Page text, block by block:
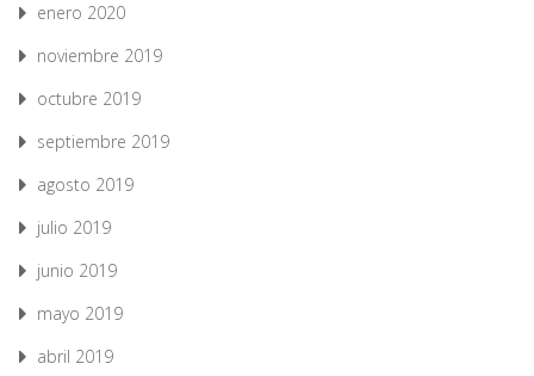
enero 2020
noviembre 2019
octubre 2019
septiembre 2019
agosto 2019
julio 2019
junio 2019
mayo 2019
abril 2019